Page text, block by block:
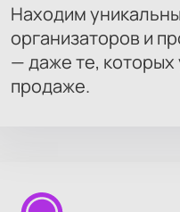
Находим
организаторов и
— даже те,
продаже.